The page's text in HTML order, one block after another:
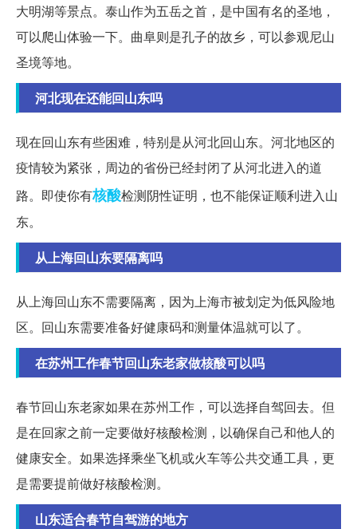
大明湖等景点。泰山作为五岳之首，是中国有名的圣地，
可以爬山体验一下。曲阜则是孔子的故乡，可以参观尼山
圣境等地。
河北现在还能回山东吗
现在回山东有些困难，特别是从河北回山东。河北地区的
疫情较为紧张，周边的省份已经封闭了从河北进入的道
路。即使你有核酸检测阴性证明，也不能保证顺利进入山
东。
从上海回山东要隔离吗
从上海回山东不需要隔离，因为上海市被划定为低风险地
区。回山东需要准备好健康码和测量体温就可以了。
在苏州工作春节回山东老家做核酸可以吗
春节回山东老家如果在苏州工作，可以选择自驾回去。但
是在回家之前一定要做好核酸检测，以确保自己和他人的
健康安全。如果选择乘坐飞机或火车等公共交通工具，更
是需要提前做好核酸检测。
山东适合春节自驾游的地方